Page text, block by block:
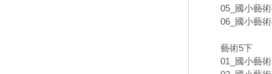
05_國小藝
06_國小藝
藝術5下
01_國小藝